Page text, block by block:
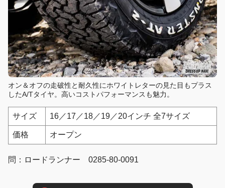
オン＆オフの走破性と耐久性にホワイトレターの見た目もプラス
したA/Tタイヤ。高いコストパフォーマンスも魅力。
サイズ 16／17／18／19／20インチ 全7サイズ
価格 オープン
問：ロードランナー 0285-80-0091